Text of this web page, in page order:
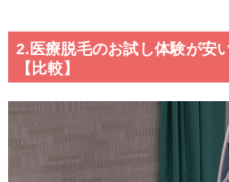
2.医療脱毛のお試し体験が安
【比較】